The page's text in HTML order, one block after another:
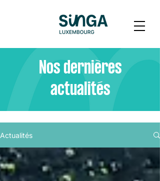
Nos dernières
actualités
Actualités